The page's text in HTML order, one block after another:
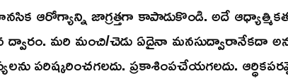
ఆరోగ్యాన్ని జాగ్రత్తగా కాపాడుకొండి. అదే
ద్వారం. మరి మంచి/చెడు ఏదైనా మనసుద్వారానేకదా
పరిష్కరించగలదు. ప్రకాశింపచేయగలదు.